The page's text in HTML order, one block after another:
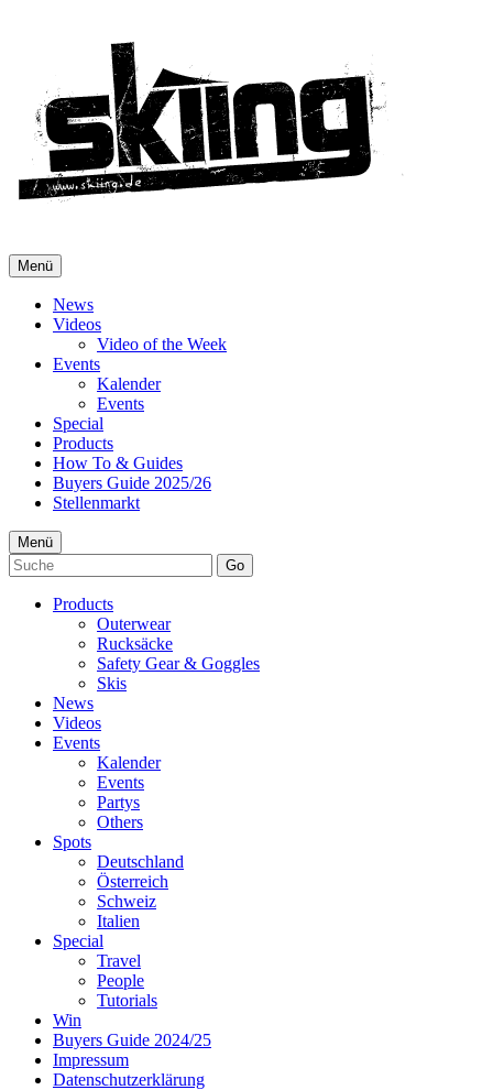
Menü
News
Videos
Video of the Week
Events
Kalender
Events
Special
Products
How To & Guides
Buyers Guide 2025/26
Stellenmarkt
Menü
Go
Products
Outerwear
Rucksäcke
Safety Gear & Goggles
Skis
News
Videos
Events
Kalender
Events
Partys
Others
Spots
Deutschland
Österreich
Schweiz
Italien
Special
Travel
People
Tutorials
Win
Buyers Guide 2024/25
Impressum
Datenschutzerklärung